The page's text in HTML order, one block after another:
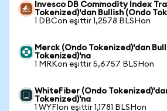
Invesco DB Commodity Index
Tokenized)'dan Bullish (Ondo
1 DBCon eşittir 1,2578 BLSHon
Merck (Ondo Tokenized)'dan
Tokenized)'na
1 MRKon eşittir 5,6757 BLSHon
WhiteFiber (Ondo
Tokenized)'na
1 WYFIon eşittir 1,1781 BLSHon